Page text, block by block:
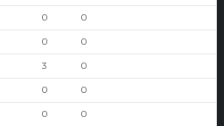
0 0
0 0
3 0
0 0
0 0